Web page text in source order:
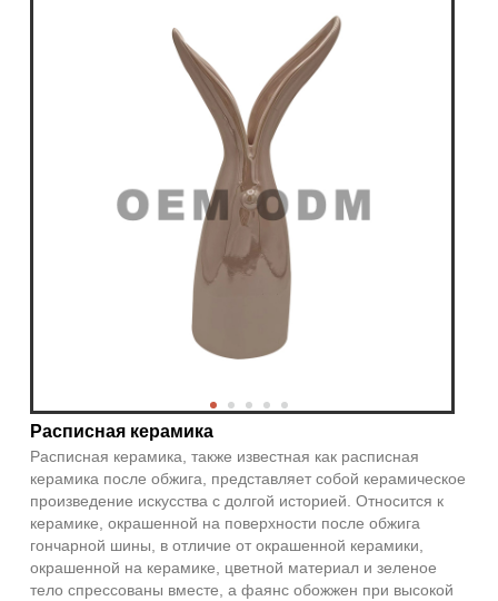
Расписная керамика
Расписная керамика, также известная как расписная
керамика после обжига, представляет собой керамическое
произведение искусства с долгой историей. Относится к
керамике, окрашенной на поверхности после обжига
гончарной шины, в отличие от окрашенной керамики,
окрашенной на керамике, цветной материал и зеленое
тело спрессованы вместе, а фаянс обожжен при высокой